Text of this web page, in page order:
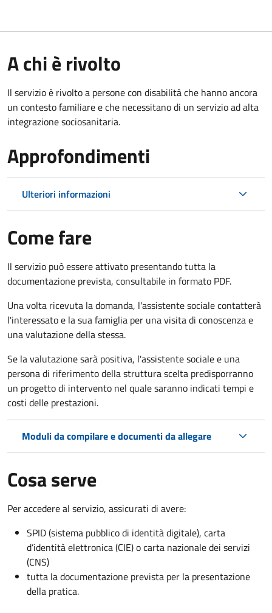
A chi è rivolto
Il servizio è rivolto a persone con disabilità che hanno ancora
un contesto familiare e che necessitano di un servizio ad alta
integrazione sociosanitaria.
Approfondimenti
Ulteriori informazioni
Come fare
Il servizio può essere attivato presentando tutta la
documentazione prevista, consultabile in formato PDF.
Una volta ricevuta la domanda, l'assistente sociale contatterà
l'interessato e la sua famiglia per una visita di conoscenza e
una valutazione della stessa.
Se la valutazione sarà positiva, l'assistente sociale e una
persona di riferimento della struttura scelta predisporranno
un progetto di intervento nel quale saranno indicati tempi e
costi delle prestazioni.
Moduli da compilare e documenti da allegare
Cosa serve
Per accedere al servizio, assicurati di avere:
SPID (sistema pubblico di identità digitale), carta
d’identità elettronica (CIE) o carta nazionale dei servizi
(CNS)
tutta la documentazione prevista per la presentazione
della pratica.